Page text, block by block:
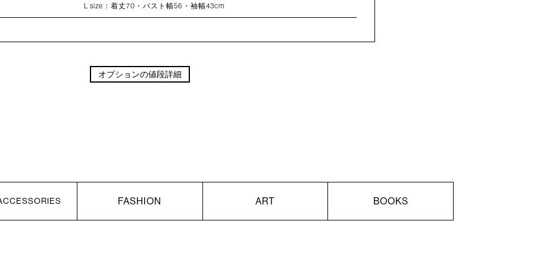
L size：着丈70・バスト幅56・袖幅43cm
オプションの値段詳細
FASHION ART BOOKS